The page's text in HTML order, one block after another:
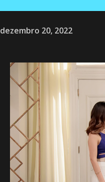
dezembro 20, 2022